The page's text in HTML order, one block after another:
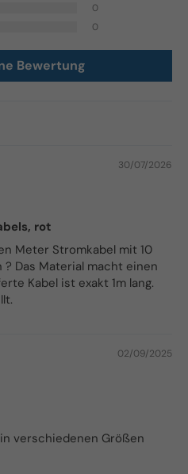
0
0
Bewertung
30/07/2026
rot
Meter Stromkabel mit 10
Das Material macht einen
Kabel ist exakt 1m lang.
02/09/2025
verschiedenen Größen